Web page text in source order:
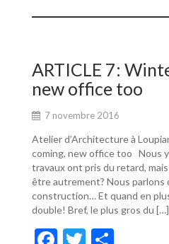
e
o
o
k
itt ta
er
ARTICLE 7:
new office too
7 novembre 2016
Atelier d’Architecture à
coming, new office too Nous
travaux ont pris du retard,
être autrement? Nous parlons
construction… Et quand en
double! Bref, le plus gros du […]